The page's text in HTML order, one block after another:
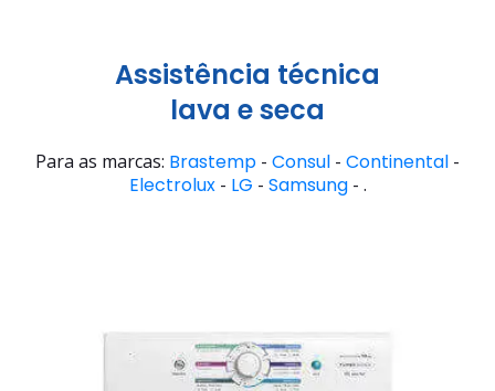
Assistência técnica
lava e seca
Para as marcas: Brastemp - Consul - Continental -
Electrolux- LG - Samsung- .